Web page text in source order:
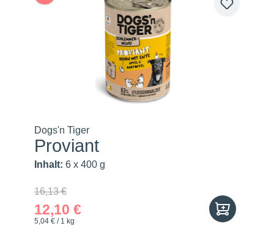
Dogs'n Tiger
Proviant
Inhalt: 6 x 400 g
16,13 €
12,10 €
5,04 € / 1 kg